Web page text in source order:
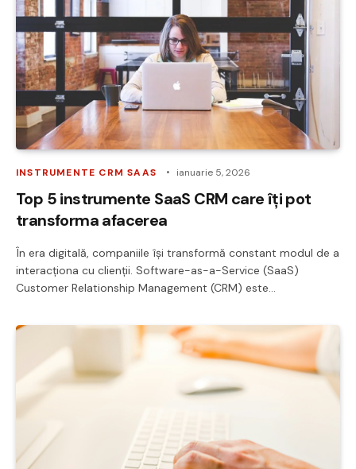
INSTRUMENTE CRM SAAS ianuarie 5, 2026
Top 5 instrumente SaaS CRM care îți pot
transforma afacerea
În era digitală, companiile își transformă constant modul de a
interacționa cu clienții. Software-as-a-Service (SaaS)
Customer Relationship Management (CRM) este…